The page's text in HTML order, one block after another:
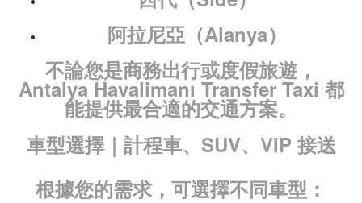
阿拉尼亞（Alanya）
不論您是商務出行或度假旅遊，
Antalya Havalimanı Transfer Taxi 都
能提供最合適的交通方案。
車型選擇｜計程車、SUV、VIP 接送
根據您的需求，可選擇不同車型：